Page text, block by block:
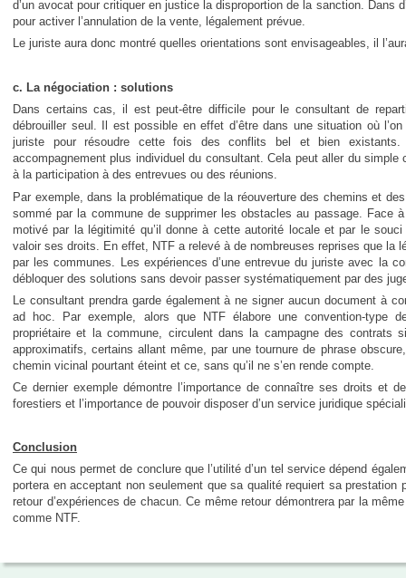
d’un avocat pour critiquer en justice la disproportion de la sanction. Dans
pour activer l’annulation de la vente, légalement prévue.
Le juriste aura donc montré quelles orientations sont envisageables, il
c. La négociation : solutions
Dans certains cas, il est peut-être difficile pour le consultant de
débrouiller seul. Il est possible en effet d’être dans une situation où
juriste pour résoudre cette fois des conflits bel et bien
accompagnement plus individuel du consultant. Cela peut aller du simple
à la participation à des entrevues ou des réunions.
Par exemple, dans la problématique de la réouverture des chemins et
sommé par la commune de supprimer les obstacles au passage. Face
motivé par la légitimité qu’il donne à cette autorité locale et par le
valoir ses droits. En effet, NTF a relevé à de nombreuses reprises que la
par les communes. Les expériences d’une entrevue du juriste avec la
débloquer des solutions sans devoir passer systématiquement par des
Le consultant prendra garde également à ne signer aucun document à
ad hoc. Par exemple, alors que NTF élabore une convention-type
propriétaire et la commune, circulent dans la campagne des contrats
approximatifs, certains allant même, par une tournure de phrase
chemin vicinal pourtant éteint et ce, sans qu’il ne s’en rende compte.
Ce dernier exemple démontre l’importance de connaître ses droits et
forestiers et l’importance de pouvoir disposer d’un service juridique
Conclusion
Ce qui nous permet de conclure que l’utilité d’un tel service dépend
portera en acceptant non seulement que sa qualité requiert sa
retour d’expériences de chacun. Ce même retour démontrera par la
comme NTF.